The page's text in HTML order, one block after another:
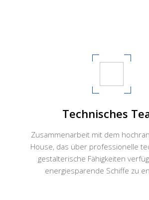
Technisches
Zusammenarbeit mit dem
House, das über professionelle
gestalterische Fähigkeiten
energiesparende Schiffe zu